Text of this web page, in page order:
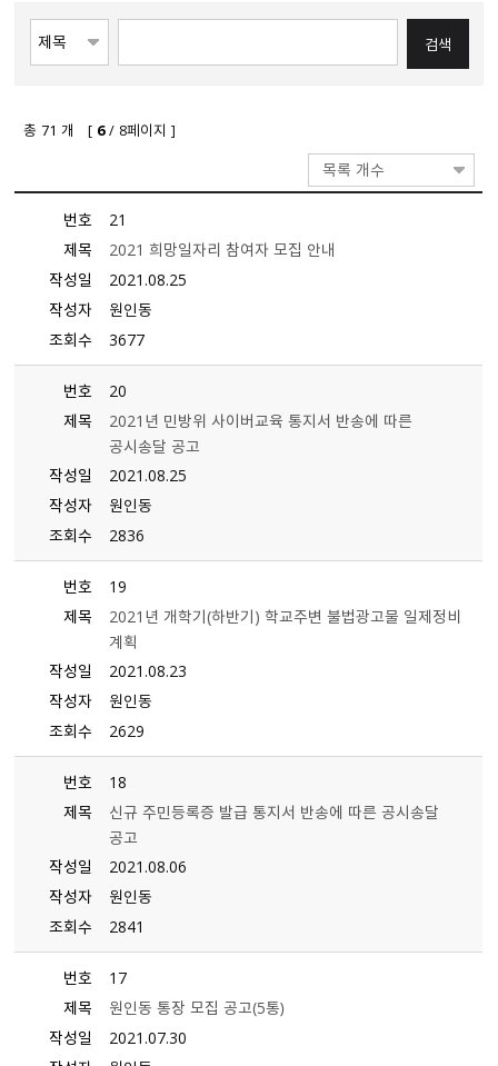
총 71 개 [ 6/ 8페이지 ]
목록 개수
번호
21
제목
2021 희망일자리 참여자 모집 안내
작성일
2021.08.25
작성자
원인동
조회수
3677
번호
20
제목
2021년 민방위 사이버교육 통지서 반송에 따른
공시송달 공고
작성일
2021.08.25
작성자
원인동
조회수
2836
번호
19
제목
2021년 개학기(하반기) 학교주변 불법광고물 일제정비
계획
작성일
2021.08.23
작성자
원인동
조회수
2629
번호
18
제목
신규 주민등록증 발급 통지서 반송에 따른 공시송달
공고
작성일
2021.08.06
작성자
원인동
조회수
2841
번호
17
제목
원인동 통장 모집 공고（5통）
작성일
2021.07.30